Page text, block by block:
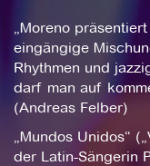
„Moreno
eingängige
Rhythmen und
darf man auf
(Andreas Felber)
„Mundos Unidos“
der Latin-Sängerin